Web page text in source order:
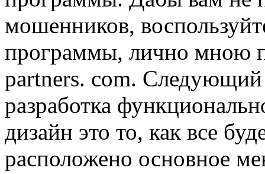
мошенников,
программы, лично мною
partners. com. Следующий
разработка
дизайн это то, как все
расположено основное